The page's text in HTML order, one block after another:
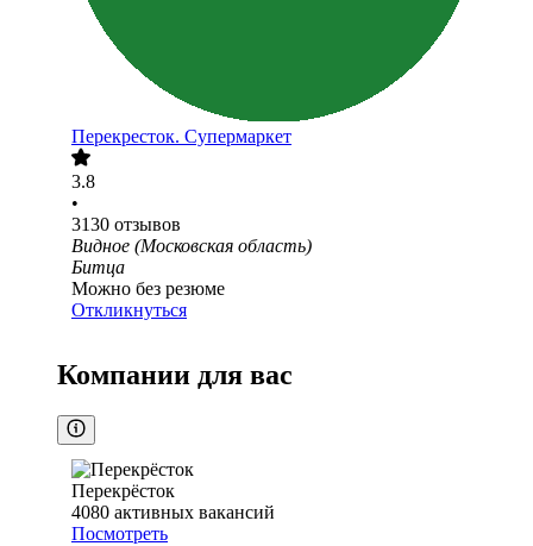
Перекресток. Супермаркет
3.8
•
3130 отзывов
Видное (Московская область)
Битца
Можно без резюме
Откликнуться
Компании для вас
Перекрёсток
4080 активных вакансий
Посмотреть